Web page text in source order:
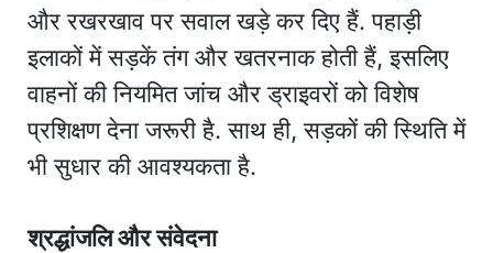
और रखरखाव पर सवाल खड़े कर दिए हैं. पहाड़ी
इलाकों में सड़कें तंग और खतरनाक होती हैं, इसलिए
वाहनों की नियमित जांच और ड्राइवरों को विशेष
प्रशिक्षण देना जरूरी है. साथ ही, सड़कों की स्थिति में
भी सुधार की आवश्यकता है.
श्रद्धांजलि और संवेदना